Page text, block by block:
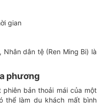
gian
dân tệ (Ren Ming Bi) là
phương
bản thoải mái của một
thể làm du khách mất bình